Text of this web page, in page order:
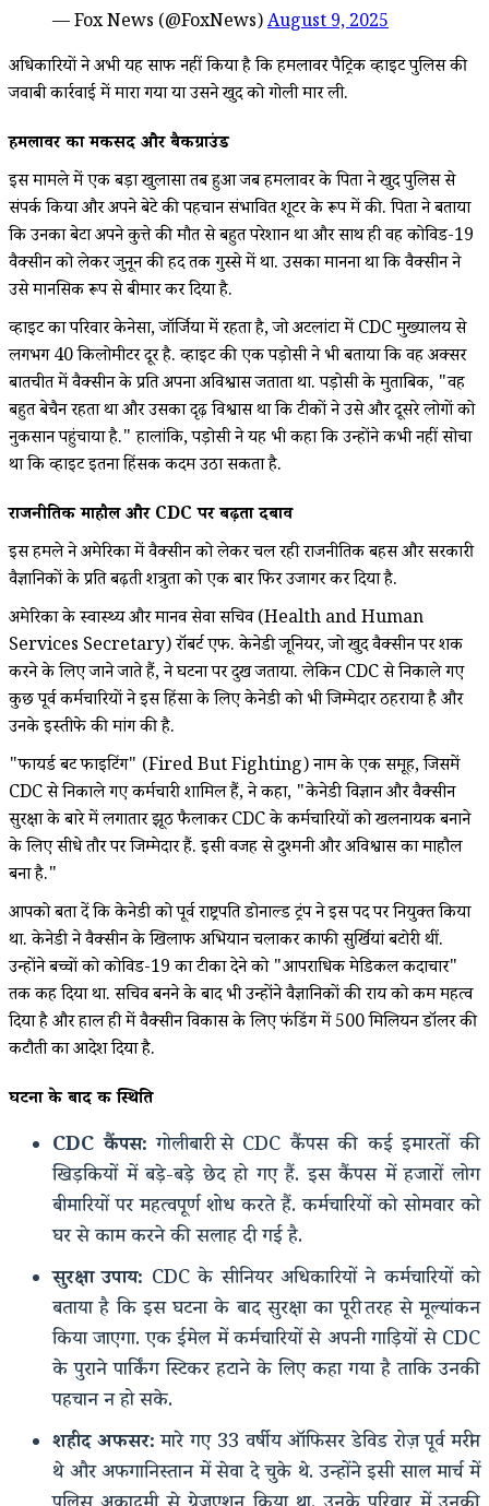
— Fox News (@FoxNews)August 9, 2025
अधिकारियों ने अभी यह साफ नहीं किया है कि हमलावर पैट्रिक व्हाइट पुलिस की
जवाबी कार्रवाई में मारा गया या उसने खुद को गोली मार ली.
हमलावर का मकसद और बैकग्राउंड
इस मामले में एक बड़ा खुलासा तब हुआ जब हमलावर के पिता ने खुद पुलिस से
संपर्क किया और अपने बेटे की पहचान संभावित शूटर के रूप में की. पिता ने बताया
कि उनका बेटा अपने कुत्ते की मौत से बहुत परेशान था और साथ ही वह कोविड-19
वैक्सीन को लेकर जुनून की हद तक गुस्से में था. उसका मानना था कि वैक्सीन ने
उसे मानसिक रूप से बीमार कर दिया है.
व्हाइट का परिवार केनेसा, जॉर्जिया में रहता है, जो अटलांटा में CDC मुख्यालय से
लगभग 40 किलोमीटर दूर है. व्हाइट की एक पड़ोसी ने भी बताया कि वह अक्सर
बातचीत में वैक्सीन के प्रति अपना अविश्वास जताता था. पड़ोसी के मुताबिक, "वह
बहुत बेचैन रहता था और उसका दृढ़ विश्वास था कि टीकों ने उसे और दूसरे लोगों को
नुकसान पहुंचाया है." हालांकि, पड़ोसी ने यह भी कहा कि उन्होंने कभी नहीं सोचा
था कि व्हाइट इतना हिंसक कदम उठा सकता है.
राजनीतिक माहौल और CDC पर बढ़ता दबाव
इस हमले ने अमेरिका में वैक्सीन को लेकर चल रही राजनीतिक बहस और सरकारी
वैज्ञानिकों के प्रति बढ़ती शत्रुता को एक बार फिर उजागर कर दिया है.
अमेरिका के स्वास्थ्य और मानव सेवा सचिव (Health and Human
Services Secretary) रॉबर्ट एफ. केनेडी जूनियर, जो खुद वैक्सीन पर शक
करने के लिए जाने जाते हैं, ने घटना पर दुख जताया. लेकिन CDC से निकाले गए
कुछ पूर्व कर्मचारियों ने इस हिंसा के लिए केनेडी को भी जिम्मेदार ठहराया है और
उनके इस्तीफे की मांग की है.
"फायर्ड बट फाइटिंग" (Fired But Fighting) नाम के एक समूह, जिसमें
CDC से निकाले गए कर्मचारी शामिल हैं, ने कहा, "केनेडी विज्ञान और वैक्सीन
सुरक्षा के बारे में लगातार झूठ फैलाकर CDC के कर्मचारियों को खलनायक बनाने
के लिए सीधे तौर पर जिम्मेदार हैं. इसी वजह से दुश्मनी और अविश्वास का माहौल
बना है."
आपको बता दें कि केनेडी को पूर्व राष्ट्रपति डोनाल्ड ट्रंप ने इस पद पर नियुक्त किया
था. केनेडी ने वैक्सीन के खिलाफ अभियान चलाकर काफी सुर्खियां बटोरी थीं.
उन्होंने बच्चों को कोविड-19 का टीका देने को "आपराधिक मेडिकल कदाचार"
तक कह दिया था. सचिव बनने के बाद भी उन्होंने वैज्ञानिकों की राय को कम महत्व
दिया है और हाल ही में वैक्सीन विकास के लिए फंडिंग में 500 मिलियन डॉलर की
कटौती का आदेश दिया है.
घटना के बाद की स्थिति
CDC कैंपस: गोलीबारी से CDC कैंपस की कई इमारतों की
खिड़कियों में बड़े-बड़े छेद हो गए हैं. इस कैंपस में हजारों लोग
बीमारियों पर महत्वपूर्ण शोध करते हैं. कर्मचारियों को सोमवार को
घर से काम करने की सलाह दी गई है.
सुरक्षा उपाय: CDC के सीनियर अधिकारियों ने कर्मचारियों को
बताया है कि इस घटना के बाद सुरक्षा का पूरी तरह से मूल्यांकन
किया जाएगा. एक ईमेल में कर्मचारियों से अपनी गाड़ियों से CDC
के पुराने पार्किंग स्टिकर हटाने के लिए कहा गया है ताकि उनकी
पहचान न हो सके.
शहीद अफसर:मारे गए 33 वर्षीय ऑफिसर डेविड रोज़ पूर्व मरीन
थे और अफगानिस्तान में सेवा दे चुके थे. उन्होंने इसी साल मार्च में